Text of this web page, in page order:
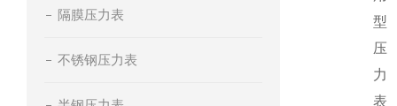
隔膜压力表
不锈钢压力表
型
压
力
表